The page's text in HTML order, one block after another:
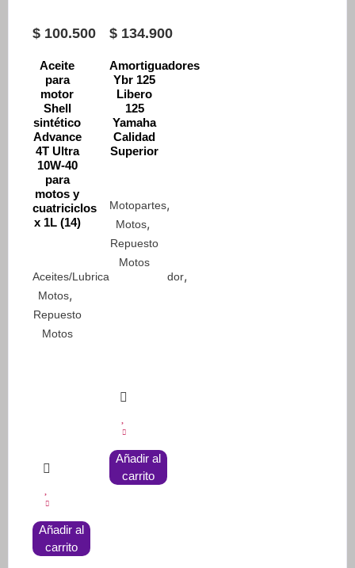
$ 100.500
Aceite
para
motor
Shell
sintético
Advance
4T Ultra
10W-40
para
motos y
cuatriciclos
x 1L (14)
Aceites/Lubricantes/Limpiador,
Motos,
Repuesto
Motos
Añadir al
carrito
$ 134.900
Amortiguadores
Ybr 125
Libero
125
Yamaha
Calidad
Superior
Motopartes,
Motos,
Repuesto
Motos
Añadir al
carrito